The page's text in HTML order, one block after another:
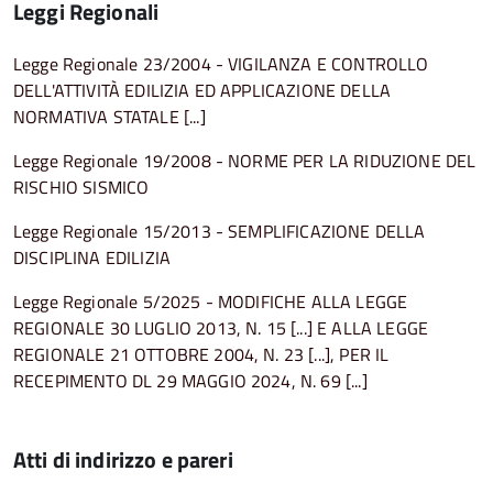
Leggi Regionali
Legge Regionale 23/2004 - VIGILANZA E CONTROLLO
DELL'ATTIVITÀ EDILIZIA ED APPLICAZIONE DELLA
NORMATIVA STATALE [...]
Legge Regionale 19/2008 - NORME PER LA RIDUZIONE DEL
RISCHIO SISMICO
Legge Regionale 15/2013 - SEMPLIFICAZIONE DELLA
DISCIPLINA EDILIZIA
Legge Regionale 5/2025 - MODIFICHE ALLA LEGGE
REGIONALE 30 LUGLIO 2013, N. 15 [...] E ALLA LEGGE
REGIONALE 21 OTTOBRE 2004, N. 23 [...], PER IL
RECEPIMENTO DL 29 MAGGIO 2024, N. 69 [...]
Atti di indirizzo e pareri